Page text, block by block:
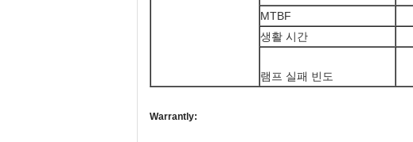
MTBF
생활 시간
램프 실패 빈도
Warrantly: